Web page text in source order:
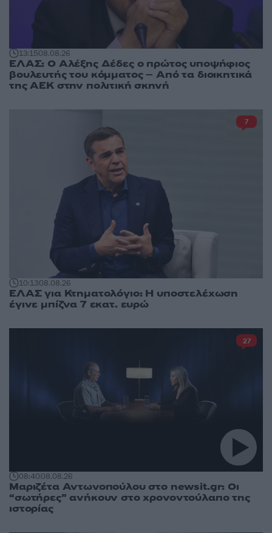
13:1508.08.26
ΕΛΑΣ: Ο Αλέξης Δέδες ο πρώτος υποψήφιος
βουλευτής του κόμματος – Από τα διοικητικά
της ΑΕΚ στην πολιτική σκηνή
10:1308.08.26
ΕΛΑΣ για Κτηματολόγιο: Η υποστελέχωση
έγινε μπίζνα 7 εκατ. ευρώ
7
08:4008.08.26
Μαριζέτα Αντωνοπούλου στο newsit.gr: Οι
“σωτήρες” ανήκουν στο χρονοντούλαπο της
ιστορίας
27